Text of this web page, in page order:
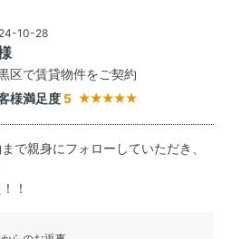
10-28
区で賃貸物件をご契約
様満足度 5
で親身にフォローしていただき、
！